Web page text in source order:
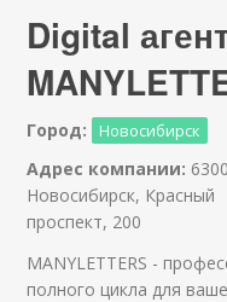
Digital
Город: Новосибирск
Адрес компании:
Новосибирск, Красный
проспект, 200
MANYLETTERS -
полного цикла для